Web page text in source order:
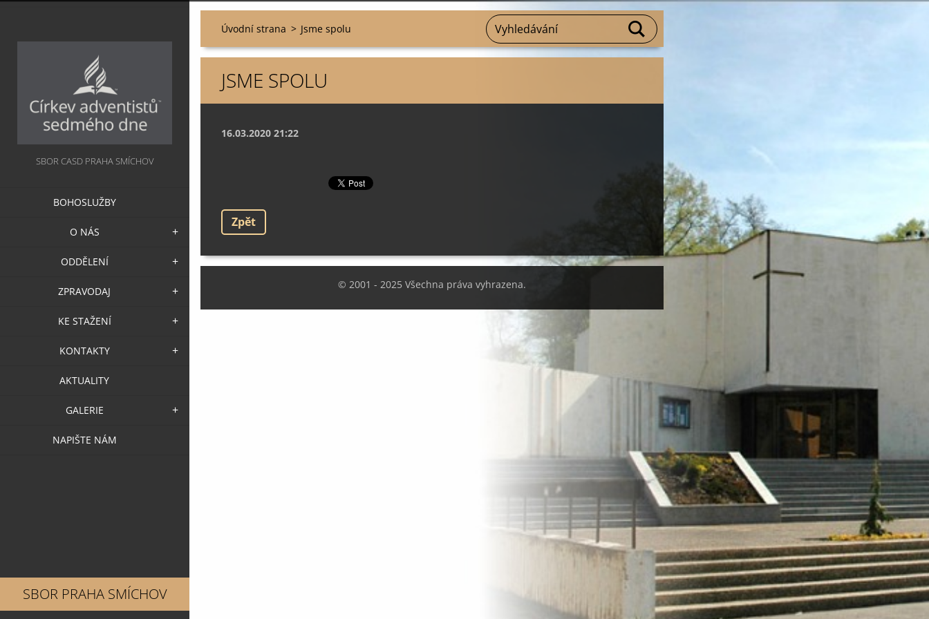
SBOR CASD PRAHA SMÍCHOV
BOHOSLUŽBY
O NÁS
ODDĚLENÍ
ZPRAVODAJ
KE STAŽENÍ
KONTAKTY
AKTUALITY
GALERIE
NAPIŠTE NÁM
SBOR PRAHA SMÍCHOV
Úvodní strana > Jsme spolu
JSME SPOLU
16.03.2020 21:22
Zpět
© 2001 - 2025 Všechna práva vyhrazena.